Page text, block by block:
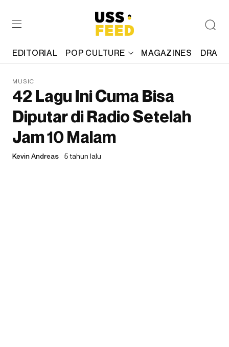
EDITORIAL POP CULTURE MAGAZINES
MUSIC
42 Lagu Ini Cuma Bisa
Diputar di Radio Setelah
Jam 10 Malam
Kevin Andreas 5 tahun lalu